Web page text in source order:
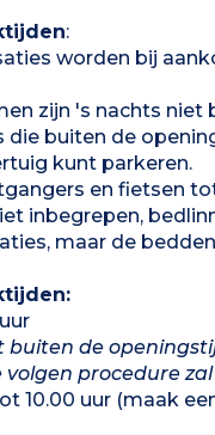
:
worden bij
zijn 's nachts
die buiten de
kunt parkeren.
en fietsen
inbegrepen,
maar de
buiten de
procedure
10.00 uur (maak